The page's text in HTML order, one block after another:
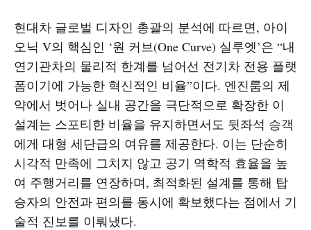
현대차 글로벌 디자인 총괄의 분석에 따르면, 아이
오닉 V의 핵심인 ‘원 커브(One Curve) 실루엣’은 “내
연기관차의 물리적 한계를 넘어선 전기차 전용 플랫
폼이기에 가능한 혁신적인 비율”이다. 엔진룸의 제
약에서 벗어나 실내 공간을 극단적으로 확장한 이
설계는 스포티한 비율을 유지하면서도 뒷좌석 승객
에게 대형 세단급의 여유를 제공한다. 이는 단순히
시각적 만족에 그치지 않고 공기 역학적 효율을 높
여 주행거리를 연장하며, 최적화된 설계를 통해 탑
승자의 안전과 편의를 동시에 확보했다는 점에서 기
술적 진보를 이뤄냈다.